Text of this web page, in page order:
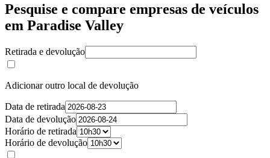
Pesquise e compare empresas de veículos
em Paradise Valley
Retirada e devolução
Adicionar outro local de devolução
Data de retirada
Data de devolução
Horário de retirada
Horário de devolução